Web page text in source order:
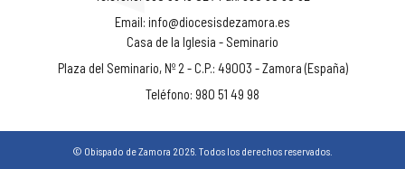
Email: info@diocesisdezamora.es
Casa de la Iglesia - Seminario
Plaza del Seminario, Nº 2 - C.P.: 49003 - Zamora (España)
Teléfono: 980 51 49 98
© Obispado de Zamora 2026. Todos los derechos reservados.